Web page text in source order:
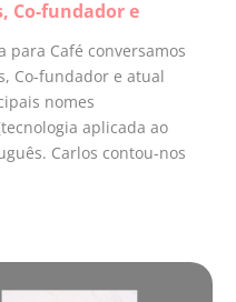
Co-fundador e
para Café conversamos
Co-fundador e atual
nomes
aplicada ao
Carlos contou-nos